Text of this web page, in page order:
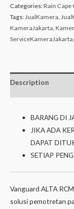
Categories:Rain Cape
Tags:JualKamera,
KameraJakarta,
ServiceKameraJakarta,
Description
BARANG DI
JIKA ADA
DAPAT
SETIAP
Vanguard ALTA
solusi pemotretan